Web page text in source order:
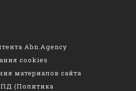
Abn.Agency
cookies
материалов сайта
ПД (Политика